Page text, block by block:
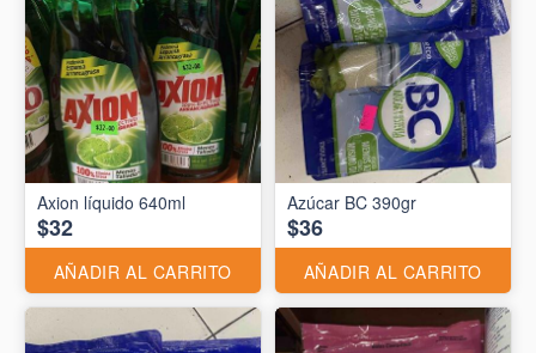
Axion líquido 640ml
$32
AÑADIR AL CARRITO
Azúcar BC 390gr
$36
AÑADIR AL CARRITO